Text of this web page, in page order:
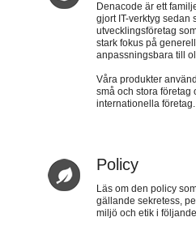
Denacode är ett
gjort IT-verktyg sedan
utvecklingsföretag
stark fokus på
anpassningsbara till
Våra produkter
små och stora företag
internationella företag.
Policy
Läs om den policy
gällande sekretess,
miljö och etik i